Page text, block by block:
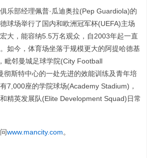
乐部经理佩普·瓜迪奥拉(Pep Guardiola)的
球场举行了国内和欧洲冠军杯(UEFA)主场
大，能容纳5.5万名观众，自2003年起一直
如今，体育场坐落于规模更大的阿提哈德基
毗邻曼城足球学院(City Football
彻斯特中心的一处先进的效能训练及青年培
7,000座的学院球场(Academy Stadium)，
精英发展队(Elite Development Squad)日常
www.mancity.com。